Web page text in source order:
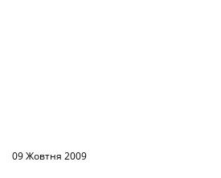
09 Жовтня 2009